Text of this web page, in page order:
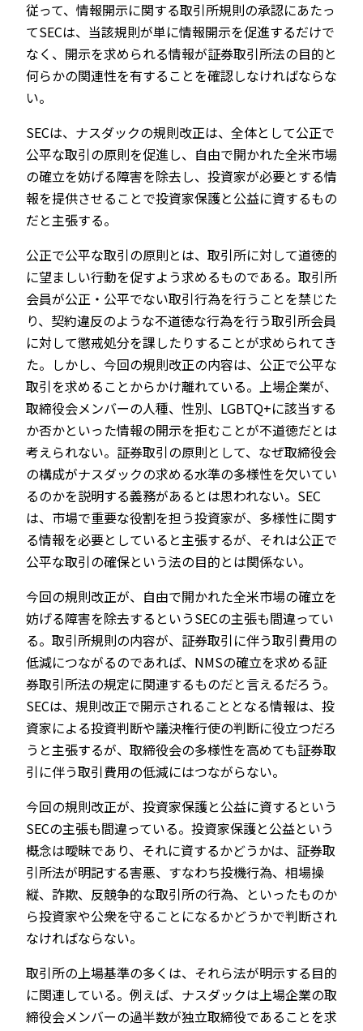
従って、情報開示に関する取引所規則の承認にあたっ
てSECは、当該規則が単に情報開示を促進するだけで
なく、開示を求められる情報が証券取引所法の目的と
何らかの関連性を有することを確認しなければならな
い。
SECは、ナスダックの規則改正は、全体として公正で
公平な取引の原則を促進し、自由で開かれた全米市場
の確立を妨げる障害を除去し、投資家が必要とする情
報を提供させることで投資家保護と公益に資するもの
だと主張する。
公正で公平な取引の原則とは、取引所に対して道徳的
に望ましい行動を促すよう求めるものである。取引所
会員が公正・公平でない取引行為を行うことを禁じた
り、契約違反のような不道徳な行為を行う取引所会員
に対して懲戒処分を課したりすることが求められてき
た。しかし、今回の規則改正の内容は、公正で公平な
取引を求めることからかけ離れている。上場企業が、
取締役会メンバーの人種、性別、LGBTQ+に該当する
か否かといった情報の開示を拒むことが不道徳だとは
考えられない。証券取引の原則として、なぜ取締役会
の構成がナスダックの求める水準の多様性を欠いてい
るのかを説明する義務があるとは思われない。SEC
は、市場で重要な役割を担う投資家が、多様性に関す
る情報を必要としていると主張するが、それは公正で
公平な取引の確保という法の目的とは関係ない。
今回の規則改正が、自由で開かれた全米市場の確立を
妨げる障害を除去するというSECの主張も間違ってい
る。取引所規則の内容が、証券取引に伴う取引費用の
低減につながるのであれば、NMSの確立を求める証
券取引所法の規定に関連するものだと言えるだろう。
SECは、規則改正で開示されることとなる情報は、投
資家による投資判断や議決権行使の判断に役立つだろ
うと主張するが、取締役会の多様性を高めても証券取
引に伴う取引費用の低減にはつながらない。
今回の規則改正が、投資家保護と公益に資するという
SECの主張も間違っている。投資家保護と公益という
概念は曖昧であり、それに資するかどうかは、証券取
引所法が明記する害悪、すなわち投機行為、相場操
縦、詐欺、反競争的な取引所の行為、といったものか
ら投資家や公衆を守ることになるかどうかで判断され
なければならない。
取引所の上場基準の多くは、それら法が明示する目的
に関連している。例えば、ナスダックは上場企業の取
締役会メンバーの過半数が独立取締役であることを求